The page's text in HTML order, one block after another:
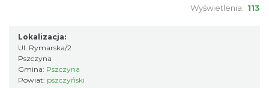
Wyświetlenia: 113
Lokalizacja:
Ul. Rymarska/2
Pszczyna
Gmina: Pszczyna
Powiat: pszczyński